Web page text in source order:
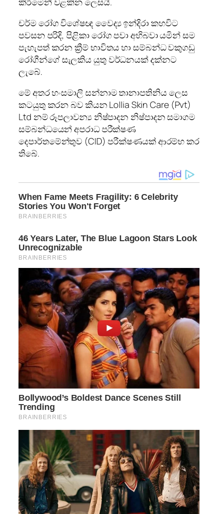
චර්ම රෝග විශේෂඥ වෛද්‍ය ඉන්දිරා කහවිට
පවසන පරිදි, පිළිකා රෝග පවා අභිබවා යමින් සම
පැහැපත් කරන ක්‍රීම් භාවිතය හා සම්බන්ධ වකුගඩු
රෝගීන්ගේ සැලකිය යුතු වර්ධනයක් දක්නට
ලැබේ.
මේ අතර හංසමාලි සන්නාම තානාපතිනිය ලෙස
කටයුතු කරන බව කියන Lollia Skin Care (Pvt)
Ltd නම් රූපලාවන්‍ය නිෂ්පාදන නිෂ්පාදන සමාගම
සම්බන්ධයෙන් අපරාධ පරීක්ෂණ
දෙපාර්තමේන්තුව (CID) පරීක්ෂණයක් ආරම්භ කර
තිබේ.